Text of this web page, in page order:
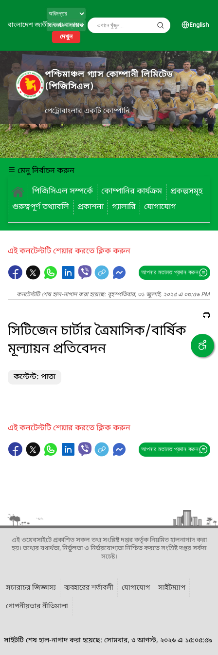
বাংলাদেশ জাতীয় তথ্য বাতায়ন
দেখুন
English
পশ্চিমাঞ্চল গ্যাস কোম্পানী লিমিটেড
(পিজিসিএল)
পেট্রোবাংলার একটি কোম্পানি
মেনু নির্বাচন করুন
পিজিসিএল সম্পর্কে
কোম্পানির কার্যক্রম
প্রকল্পসমূহ
গুরুত্বপূর্ণ তথ্যাবলি
প্রকাশনা গ্যালারি যোগাযোগ
এই কনটেন্টটি শেয়ার করতে ক্লিক করুন
আপনার মতামত প্রদান করুন
কনটেন্টটি শেষ হাল-নাগাদ করা হয়েছে: বৃহস্পতিবার, ৩১ জুলাই, ২০২৫ এ ০৩:৫৬ PM
সিটিজেন চার্টার ত্রৈমাসিক/বার্ষিক
মূল্যায়ন প্রতিবেদন
কন্টেন্ট: পাতা
এই কনটেন্টটি শেয়ার করতে ক্লিক করুন
আপনার মতামত প্রদান করুন
এই ওয়েবসাইটে প্রকাশিত সকল তথ্য সংশ্লিষ্ট দপ্তর কর্তৃক নিয়মিত হালনাগাদ করা
হয়। তথ্যের যথার্থতা, নির্ভুলতা ও নির্ভরযোগ্যতা নিশ্চিত করতে সংশ্লিষ্ট দপ্তর সর্বদা
সচেষ্ট।
সচারাচর জিজ্ঞাস্য ব্যবহারের শর্তাবলী যোগাযোগ
সাইটম্যাপ
গোপনীয়তার নীতিমালা
সাইটটি শেষ হাল-নাগাদ করা হয়েছে: সোমবার, ৩ আগস্ট, ২০২৬ এ ১৫:০৫:৫৯